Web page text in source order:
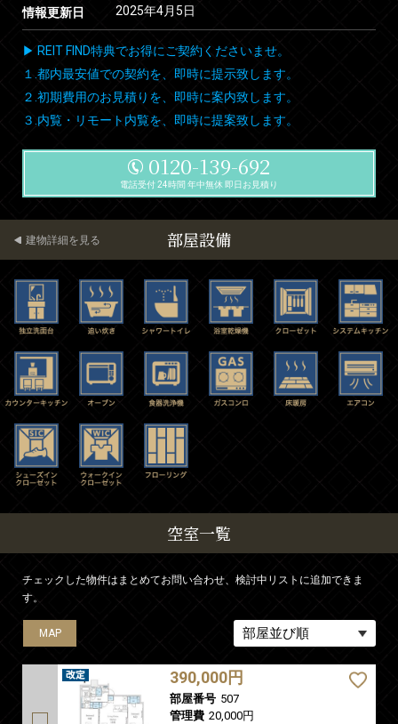
情報更新日 2025年4月5日
▶ REIT FIND特典でお得にご契約くださいませ。
１.都内最安値での契約を、即時に提示致します。
２.初期費用のお見積りを、即時に案内致します。
３.内覧・リモート内覧を、即時に提案致します。
0120-139-692
電話受付 24時間 年中無休 即日お見積り
部屋設備
建物詳細を見る
空室一覧
チェックした物件はまとめてお問い合わせ、検討中リストに追加できま
す。
MAP
390,000円
部屋番号 507
管理費 20,000円
MAP
MAP
MAP
MAP